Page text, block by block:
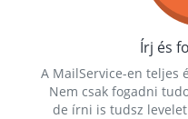
Írj és
A MailService-en teljes
Nem csak fogadni
de írni is tudsz